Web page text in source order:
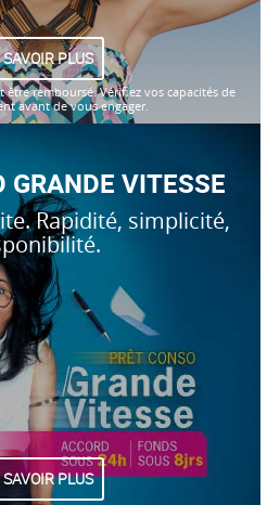
PLUS
remboursé. Vérifiez vos capacités de
avant de vous engager.
GRANDE VITESSE
Rapidité, simplicité,
PLUS